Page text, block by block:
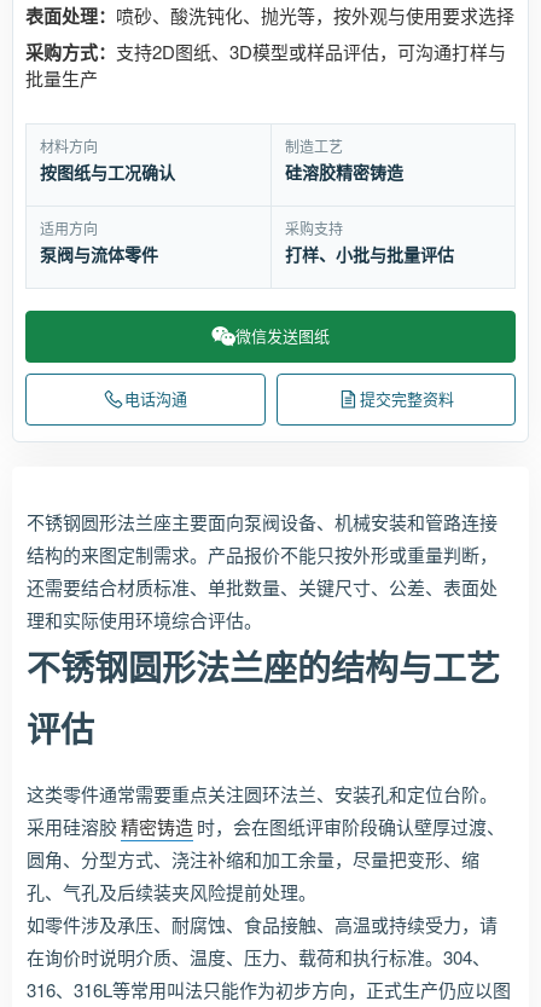
表面处理： 喷砂、酸洗钝化、抛光等，按外观与使用要求选择
采购方式： 支持2D图纸、3D模型或样品评估，可沟通打样与
批量生产
材料方向
按图纸与工况确认
制造工艺
硅溶胶精密铸造
适用方向
泵阀与流体零件
采购支持
打样、小批与批量评估
微信发送图纸
电话沟通 提交完整资料
不锈钢圆形法兰座主要面向泵阀设备、机械安装和管路连接
结构的来图定制需求。产品报价不能只按外形或重量判断，
还需要结合材质标准、单批数量、关键尺寸、公差、表面处
理和实际使用环境综合评估。
不锈钢圆形法兰座的结构与工艺
评估
这类零件通常需要重点关注圆环法兰、安装孔和定位台阶。
采用硅溶胶精密铸造时，会在图纸评审阶段确认壁厚过渡、
圆角、分型方式、浇注补缩和加工余量，尽量把变形、缩
孔、气孔及后续装夹风险提前处理。
如零件涉及承压、耐腐蚀、食品接触、高温或持续受力，请
在询价时说明介质、温度、压力、载荷和执行标准。304、
316、316L等常用叫法只能作为初步方向，正式生产仍应以图